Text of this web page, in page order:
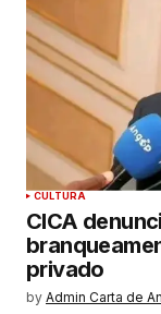
CULTURA
CICA
privado
by Admin Carta de